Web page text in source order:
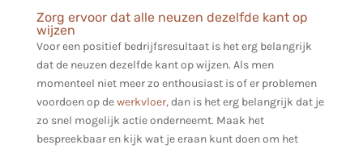
Zorg ervoor dat alle neuzen dezelfde kant op
wijzen
Voor een positief bedrijfsresultaat is het erg belangrijk
dat de neuzen dezelfde kant op wijzen. Als men
momenteel niet meer zo enthousiast is of er problemen
voordoen op dewerkvloer, dan is het erg belangrijk dat je
zo snel mogelijk actie onderneemt. Maak het
bespreekbaar en kijk wat je eraan kunt doen om het